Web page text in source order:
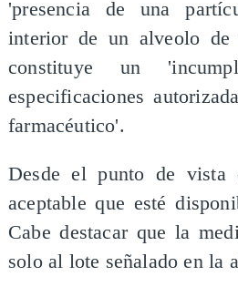
'presencia de una
interior de un alveolo
constituye un
especificaciones
farmacéutico'.
Desde el punto de vista
aceptable que esté
Cabe destacar que la
solo al lote señalado en la